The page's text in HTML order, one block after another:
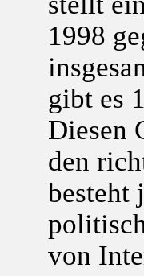
1998
gibt es
Diesen
den
besteht
von